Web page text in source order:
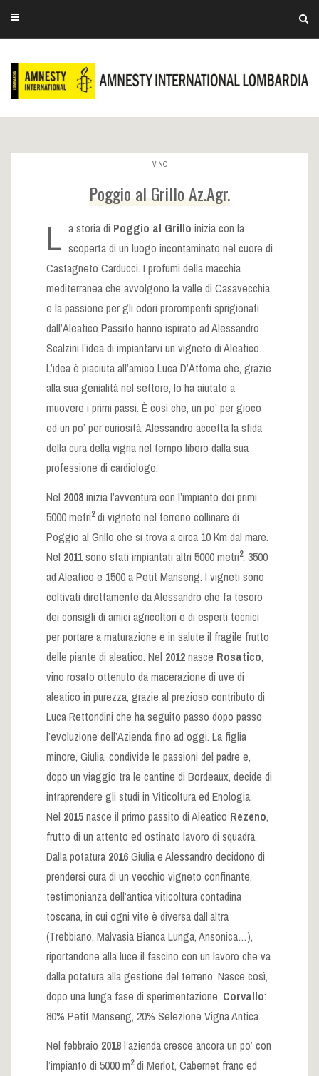
VINO
Poggio al Grillo Az.Agr.
L a storia di Poggio al Grillo inizia con la
scoperta di un luogo incontaminato nel cuore di
Castagneto Carducci. I profumi della macchia
mediterranea che avvolgono la valle di Casavecchia
e la passione per gli odori prorompenti sprigionati
dall’Aleatico Passito hanno ispirato ad Alessandro
Scalzini l’idea di impiantarvi un vigneto di Aleatico.
L’idea è piaciuta all’amico Luca D’Attoma che, grazie
alla sua genialità nel settore, lo ha aiutato a
muovere i primi passi. È così che, un po’ per gioco
ed un po’ per curiosità, Alessandro accetta la sfida
della cura della vigna nel tempo libero dalla sua
professione di cardiologo.
Nel 2008inizia l’avventura con l’impianto dei primi
5000 metri2di vigneto nel terreno collinare di
Poggio al Grillo che si trova a circa 10 Km dal mare.
Nel 2011sono stati impiantati altri 5000 metri2: 3500
ad Aleatico e 1500 a Petit Manseng. I vigneti sono
coltivati direttamente da Alessandro che fa tesoro
dei consigli di amici agricoltori e di esperti tecnici
per portare a maturazione e in salute il fragile frutto
delle piante di aleatico. Nel 2012nasce Rosatico,
vino rosato ottenuto da macerazione di uve di
aleatico in purezza, grazie al prezioso contributo di
Luca Rettondini che ha seguito passo dopo passo
l’evoluzione dell’Azienda fino ad oggi. La figlia
minore, Giulia, condivide le passioni del padre e,
dopo un viaggio tra le cantine di Bordeaux, decide di
intraprendere gli studi in Viticoltura ed Enologia.
Nel 2015nasce il primo passito di Aleatico Rezeno,
frutto di un attento ed ostinato lavoro di squadra.
Dalla potatura 2016Giulia e Alessandro decidono di
prendersi cura di un vecchio vigneto confinante,
testimonianza dell’antica viticoltura contadina
toscana, in cui ogni vite è diversa dall’altra
(Trebbiano, Malvasia Bianca Lunga, Ansonica…),
riportandone alla luce il fascino con un lavoro che va
dalla potatura alla gestione del terreno. Nasce così,
dopo una lunga fase di sperimentazione, Corvallo:
80% Petit Manseng, 20% Selezione Vigna Antica.
Nel febbraio 2018l’azienda cresce ancora un po’ con
l’impianto di 5000 m2di Merlot, Cabernet franc ed